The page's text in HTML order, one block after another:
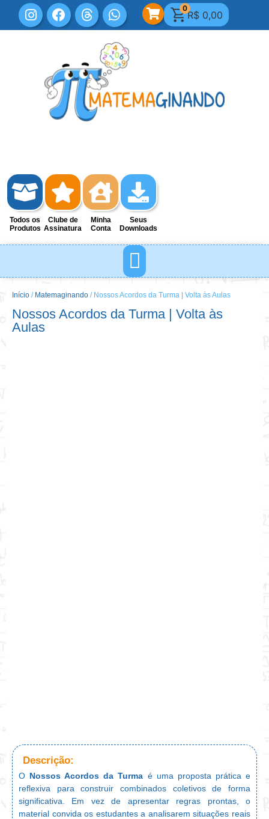
0
R$ 0,00
Todos os
Produtos
Clube de
Assinatura
Minha
Conta
Seus
Downloads
Início / Matemaginando / Nossos Acordos da Turma | Volta às Aulas
Nossos Acordos da Turma | Volta às
Aulas
Descrição:
O Nossos Acordos da Turma é uma proposta prática e
reflexiva para construir combinados coletivos de forma
significativa. Em vez de apresentar regras prontas, o
material convida os estudantes a analisarem situações reais